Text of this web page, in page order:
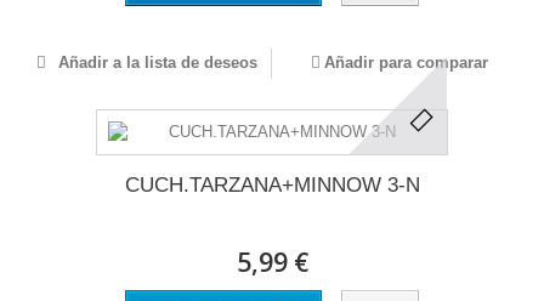
Añadir a la lista de deseos Añadir para comparar
CUCH.TARZANA+MINNOW 3-N
5,99 €